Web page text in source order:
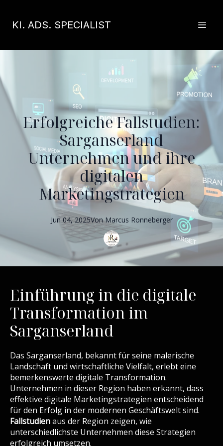
KI. ADS. SPECIALIST
Erfolgreiche Fallstudien:
Sarganserland
Unternehmen und ihre
digitalen
Marketingstrategien
Jun 04, 2025Von Marcus Ronneberger
Einführung in die digitale
Transformation im
Sarganserland
Das Sarganserland, bekannt für seine malerische
Landschaft und wirtschaftliche Vielfalt, erlebt eine
bemerkenswerte digitale Transformation.
Unternehmen in dieser Region haben erkannt, dass
effektive digitale Marketingstrategien entscheidend
für den Erfolg in der modernen Geschäftswelt sind.
Fallstudienaus der Region zeigen, wie
unterschiedlichste Unternehmen diese Strategien
erfolgreich umsetzen.